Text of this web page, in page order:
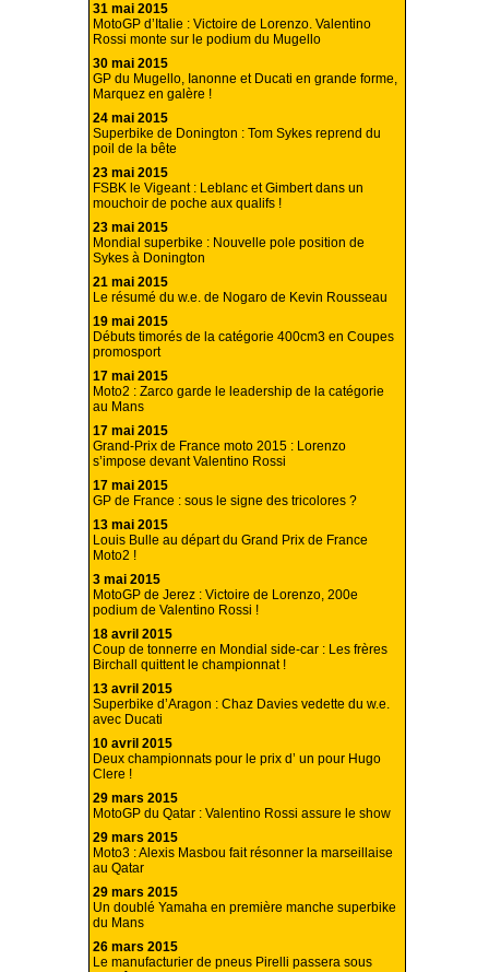
31 mai 2015
MotoGP d’Italie : Victoire de Lorenzo. Valentino
Rossi monte sur le podium du Mugello
30 mai 2015
GP du Mugello, Ianonne et Ducati en grande forme,
Marquez en galère !
24 mai 2015
Superbike de Donington : Tom Sykes reprend du
poil de la bête
23 mai 2015
FSBK le Vigeant : Leblanc et Gimbert dans un
mouchoir de poche aux qualifs !
23 mai 2015
Mondial superbike : Nouvelle pole position de
Sykes à Donington
21 mai 2015
Le résumé du w.e. de Nogaro de Kevin Rousseau
19 mai 2015
Débuts timorés de la catégorie 400cm3 en Coupes
promosport
17 mai 2015
Moto2 : Zarco garde le leadership de la catégorie
au Mans
17 mai 2015
Grand-Prix de France moto 2015 : Lorenzo
s’impose devant Valentino Rossi
17 mai 2015
GP de France : sous le signe des tricolores ?
13 mai 2015
Louis Bulle au départ du Grand Prix de France
Moto2 !
3 mai 2015
MotoGP de Jerez : Victoire de Lorenzo, 200e
podium de Valentino Rossi !
18 avril 2015
Coup de tonnerre en Mondial side-car : Les frères
Birchall quittent le championnat !
13 avril 2015
Superbike d’Aragon : Chaz Davies vedette du w.e.
avec Ducati
10 avril 2015
Deux championnats pour le prix d’ un pour Hugo
Clere !
29 mars 2015
MotoGP du Qatar : Valentino Rossi assure le show
29 mars 2015
Moto3 : Alexis Masbou fait résonner la marseillaise
au Qatar
29 mars 2015
Un doublé Yamaha en première manche superbike
du Mans
26 mars 2015
Le manufacturier de pneus Pirelli passera sous